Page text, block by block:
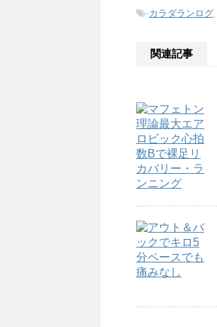
-カラダランログ,
関連記事